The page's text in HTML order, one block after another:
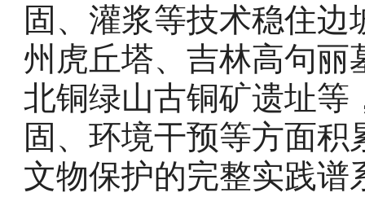
固、灌浆等技术稳住
州虎丘塔、吉林高句丽
北铜绿山古铜矿遗址等
固、环境干预等方面
文物保护的完整实践谱